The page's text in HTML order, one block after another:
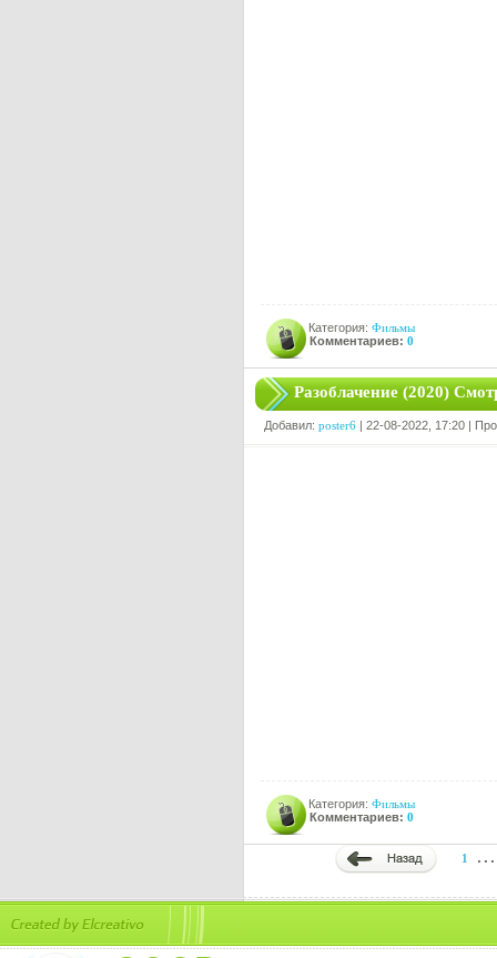
Категория: Фильмы
Комментариев: 0
Разоблачение (2020)
Добавил: poster6 | 22-08-2022, 17:20 |
Категория: Фильмы
Комментариев: 0
1 ...